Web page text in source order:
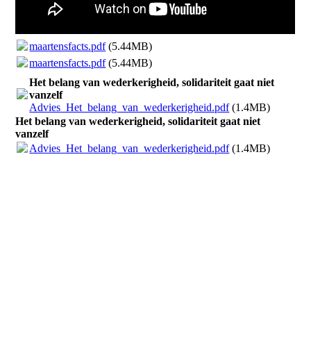
maartensfacts.pdf(5.44MB)
maartensfacts.pdf(5.44MB)
Het belang van wederkerigheid, solidariteit gaat niet
vanzelf
Advies_Het_belang_van_wederkerigheid.pdf(1.4MB)
Het belang van wederkerigheid, solidariteit gaat niet
vanzelf
Advies_Het_belang_van_wederkerigheid.pdf(1.4MB)